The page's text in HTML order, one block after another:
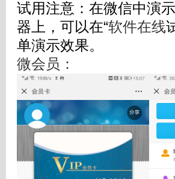
试用注意：在微信中演
器上，可以在“软件在线
单演示效果。
微会员：